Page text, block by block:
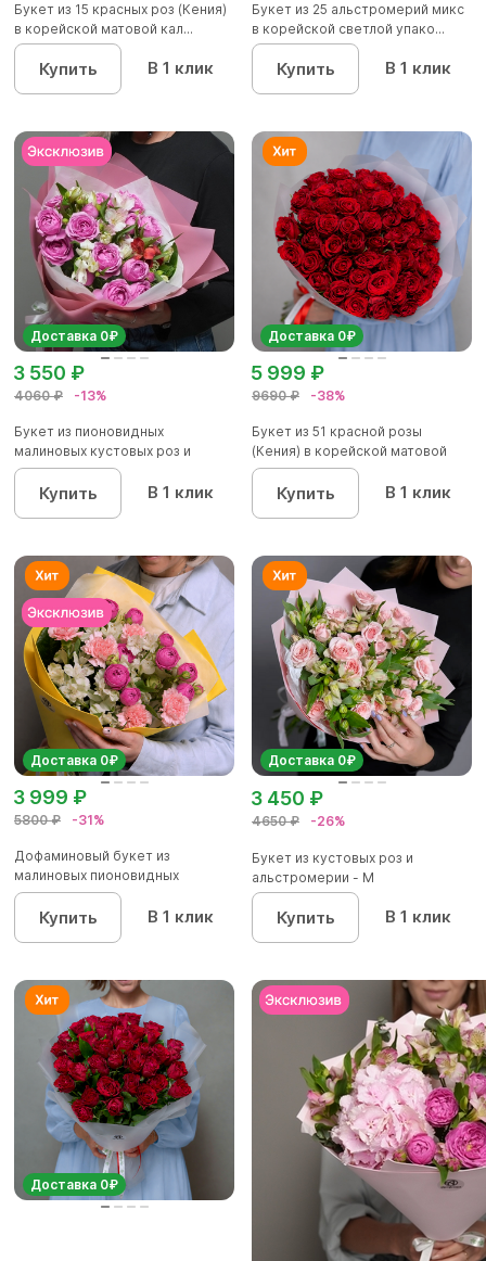
Букет из 15 красных роз (Кения)
в корейской матовой кал...
Купить В 1 клик
Букет из 25 альстромерий микс
в корейской светлой упако...
Купить В 1 клик
Доставка 0₽
4060 ₽ -13%
3 550 ₽
Букет из пионовидных
малиновых кустовых роз и
альстроме...
Купить В 1 клик
Доставка 0₽
9690 ₽ -38%
5 999 ₽
Букет из 51 красной розы
(Кения) в корейской матовой
уп...
Купить В 1 клик
Доставка 0₽
5800 ₽ -31%
3 999 ₽
Дофаминовый букет из
малиновых пионовидных
кустовых роз...
Купить В 1 клик
Доставка 0₽
4650 ₽ -26%
3 450 ₽
Букет из кустовых роз и
альстромерии - М
Купить В 1 клик
Доставка 0₽